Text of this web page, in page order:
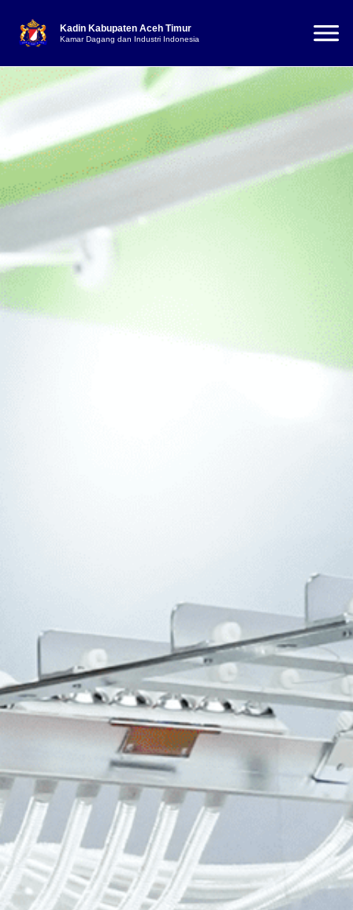
Kadin Kabupaten Aceh Timur
Kamar Dagang dan Industri Indonesia